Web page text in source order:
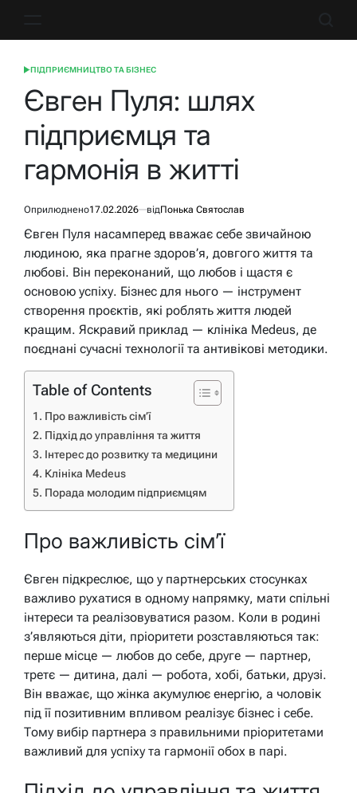
ОПУБЛІКУВАТИ
ПІДПРИЄМНИЦТВО ТА БІЗНЕС
Євген Пуля: шлях
підприємця та
гармонія в житті
Оприлюднено17.02.2026 відПонька Святослав
Євген Пуля насамперед вважає себе звичайною
людиною, яка прагне здоров’я, довгого життя та
любові. Він переконаний, що любов і щастя є
основою успіху. Бізнес для нього — інструмент
створення проєктів, які роблять життя людей
кращим. Яскравий приклад — клініка Medeus, де
поєднані сучасні технології та антивікові методики.
Table of Contents
Про важливість сім’ї
Підхід до управління та життя
Інтерес до розвитку та медицини
Клініка Medeus
Порада молодим підприємцям
Про важливість сім’ї
Євген підкреслює, що у партнерських стосунках
важливо рухатися в одному напрямку, мати спільні
інтереси та реалізовуватися разом. Коли в родині
з’являються діти, пріоритети розставляються так:
перше місце — любов до себе, друге — партнер,
третє — дитина, далі — робота, хобі, батьки, друзі.
Він вважає, що жінка акумулює енергію, а чоловік
під її позитивним впливом реалізує бізнес і себе.
Тому вибір партнера з правильними пріоритетами
важливий для успіху та гармонії обох в парі.